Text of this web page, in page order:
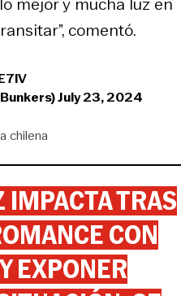
comentó.
July 23, 2024
chilena
IMPACTA TRAS
CON
EXPONER